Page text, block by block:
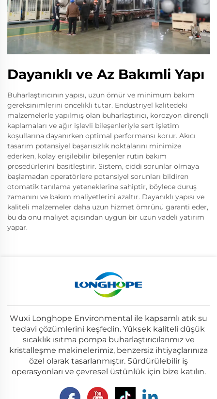
Dayanıklı ve Az Bakımli Yapı
Buharlaştırıcının yapısı, uzun ömür ve minimum bakım
gereksinimlerini öncelikli tutar. Endüstriyel kalitedeki
malzemelerle yapılmış olan buharlaştırıcı, korozyon dirençli
kaplamaları ve ağır işlevli bileşenleriyle sert işletim
koşullarına dayanırken optimal performansı korur. Akıcı
tasarım potansiyel başarısızlık noktalarını minimize
ederken, kolay erişilebilir bileşenler rutin bakım
prosedürlerini basitleştirir. Sistem, ciddi sorunlar olmaya
başlamadan operatörlere potansiyel sorunları bildiren
otomatik tanılama yeteneklerine sahiptir, böylece duruş
zamanını ve bakım maliyetlerini azaltır. Dayanıklı yapısı ve
kaliteli malzemeler daha uzun hizmet ömrünü garanti eder,
bu da onu maliyet açısından uygun bir uzun vadeli yatırım
yapar.
Wuxi Longhope Environmental ile kapsamlı atık su
tedavi çözümlerini keşfedin. Yüksek kaliteli düşük
sıcaklık ısıtma pompa buharlaştırıcılarımız ve
kristalleşme makinelerimiz, benzersiz ihtiyaçlarınıza
özel olarak tasarlanmıştır. Sürdürülebilir iş
operasyonları ve çevresel üstünlük için bize katılın.